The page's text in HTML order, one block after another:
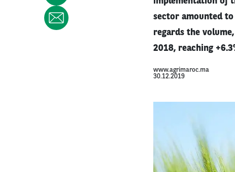
sector amounted to
regards the
2018, reaching
www.agrimaroc.ma
30.12.2019